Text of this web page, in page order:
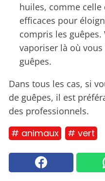
huiles, comme celle
efficaces pour
compris les
vaporiser là où
guêpes.
Dans tous les cas, si
de guêpes, il est
des professionnels.
# animaux # vert